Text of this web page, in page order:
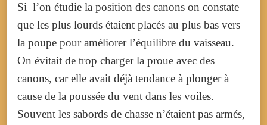
Si l’on étudie la position des canons on constate
que les plus lourds étaient placés au plus bas vers
la poupe pour améliorer l’équilibre du vaisseau.
On évitait de trop charger la proue avec des
canons, car elle avait déjà tendance à plonger à
cause de la poussée du vent dans les voiles.
Souvent les sabords de chasse n’étaient pas armés,